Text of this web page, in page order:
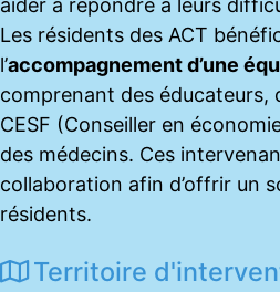
aider à répondre à leurs
Les résidents des ACT
l’accompagnement d’une
comprenant des éducateurs,
CESF (Conseiller en
des médecins. Ces
collaboration afin d’offrir un
résidents.
Territoire